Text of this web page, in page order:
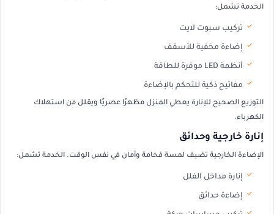
الخدمة تشمل:
تركيب سبوت لايت
إضاءة مخفية للأسقف
أنظمة LED موفرة للطاقة
مفاتيح ذكية للتحكم بالإضاءة
التوزيع الصحيح للإنارة يعطي المنزل مظهرًا عصريًا ويقلل من استهلاك
الكهرباء.
إنارة خارجية وحدائق
الإضاءة الخارجية تضيف لمسة فخامة وأمان في نفس الوقت. الخدمة تشمل:
إنارة مداخل الفلل
إضاءة حدائق